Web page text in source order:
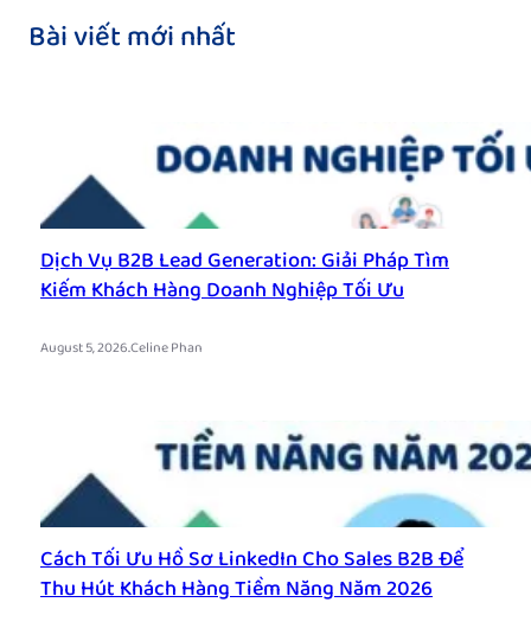
Bài viết mới nhất
Dịch Vụ B2B Lead Generation: Giải Pháp Tìm
Kiếm Khách Hàng Doanh Nghiệp Tối Ưu
August 5, 2026.Celine Phan
Cách Tối Ưu Hồ Sơ LinkedIn Cho Sales B2B Để
Thu Hút Khách Hàng Tiềm Năng Năm 2026